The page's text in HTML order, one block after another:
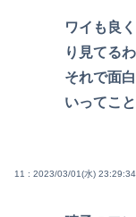
ワイも良
り見てるわ
それで面
いってこ
11 : 2023/03/01(水)